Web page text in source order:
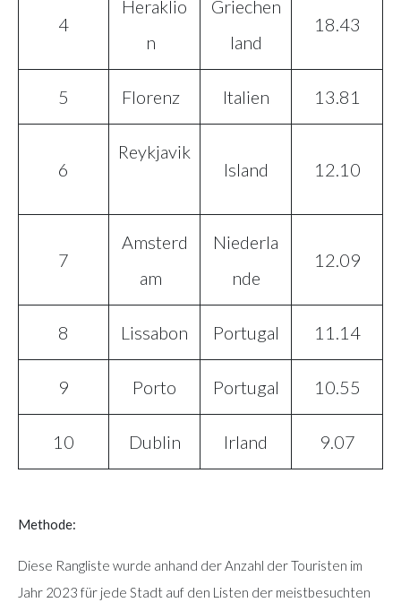
4
Heraklio
n
Griechen
land
18.43
5 Florenz Italien 13.81
6
Reykjavik
Island
12.10
7
Amsterd
am
Niederla
nde
12.09
8 Lissabon Portugal 11.14
9 Porto Portugal 10.55
10 Dublin Irland 9.07
Methode:
Diese Rangliste wurde anhand der Anzahl der Touristen im
Jahr 2023 für jede Stadt auf den Listen der meistbesuchten